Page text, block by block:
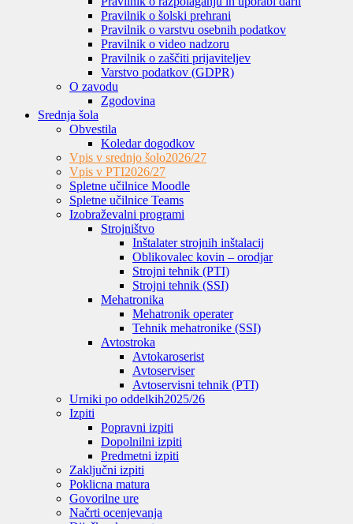
Pravilnik o šolski prehrani
Pravilnik o varstvu osebnih podatkov
Pravilnik o video nadzoru
Pravilnik o zaščiti prijaviteljev
Varstvo podatkov (GDPR)
O zavodu
Zgodovina
Srednja šola
Obvestila
Koledar dogodkov
Vpis v srednjo šolo2026/27
Vpis v PTI2026/27
Spletne učilnice Moodle
Spletne učilnice Teams
Izobraževalni programi
Strojništvo
Inštalater strojnih inštalacij
Oblikovalec kovin – orodjar
Strojni tehnik (PTI)
Strojni tehnik (SSI)
Mehatronika
Mehatronik operater
Tehnik mehatronike (SSI)
Avtostroka
Avtokaroserist
Avtoserviser
Avtoservisni tehnik (PTI)
Urniki po oddelkih2025/26
Izpiti
Popravni izpiti
Dopolnilni izpiti
Predmetni izpiti
Zaključni izpiti
Poklicna matura
Govorilne ure
Načrti ocenjevanja